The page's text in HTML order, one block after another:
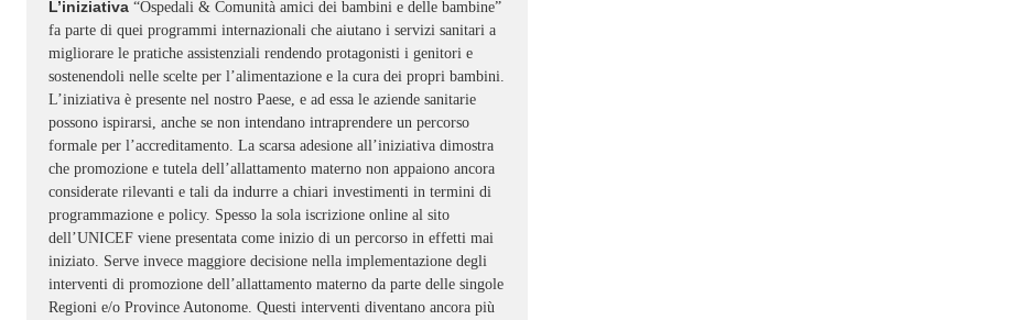
L’iniziativa“Ospedali & Comunità amici dei bambini e delle bambine”
fa parte di quei programmi internazionali che aiutano i servizi sanitari a
migliorare le pratiche assistenziali rendendo protagonisti i genitori e
sostenendoli nelle scelte per l’alimentazione e la cura dei propri bambini.
L’iniziativa è presente nel nostro Paese, e ad essa le aziende sanitarie
possono ispirarsi, anche se non intendano intraprendere un percorso
formale per l’accreditamento. La scarsa adesione all’iniziativa dimostra
che promozione e tutela dell’allattamento materno non appaiono ancora
considerate rilevanti e tali da indurre a chiari investimenti in termini di
programmazione e policy. Spesso la sola iscrizione online al sito
dell’UNICEF viene presentata come inizio di un percorso in effetti mai
iniziato. Serve invece maggiore decisione nella implementazione degli
interventi di promozione dell’allattamento materno da parte delle singole
Regioni e/o Province Autonome. Questi interventi diventano ancora più